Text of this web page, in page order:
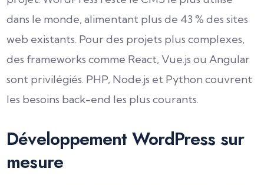
dans le monde, alimentant plus de 43 % des sites
web existants. Pour des projets plus complexes,
des frameworks comme React, Vue.js ou Angular
sont privilégiés. PHP, Node.js et Python couvrent
les besoins back-end les plus courants.
Développement WordPress sur
mesure